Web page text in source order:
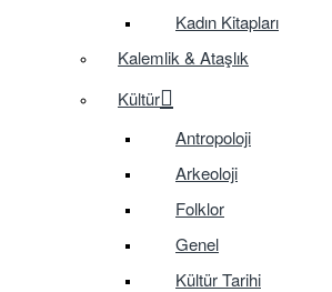
Kadın Kitapları
Kalemlik & Ataşlık
Kültür
Antropoloji
Arkeoloji
Folklor
Genel
Kültür Tarihi